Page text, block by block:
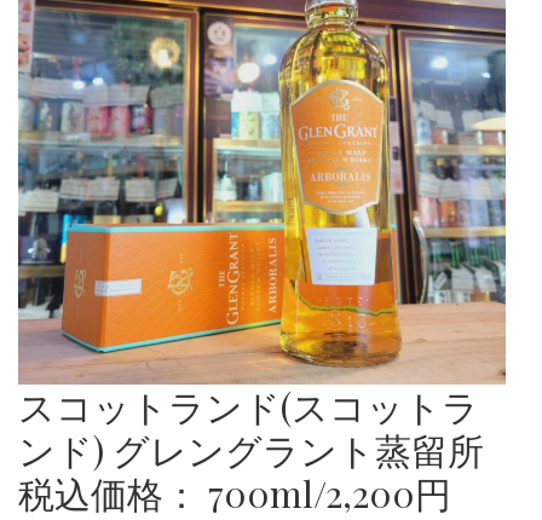
スコットランド(スコットラ
ンド) グレングラント蒸留所
税込価格： 700ml/2,200円